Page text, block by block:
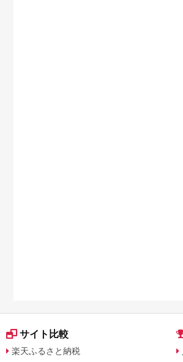
サイト比較
楽天ふるさと納税